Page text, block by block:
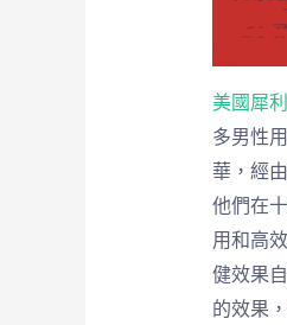
美國犀
多男性
華，經
他們在
用和高
健效果
的效果